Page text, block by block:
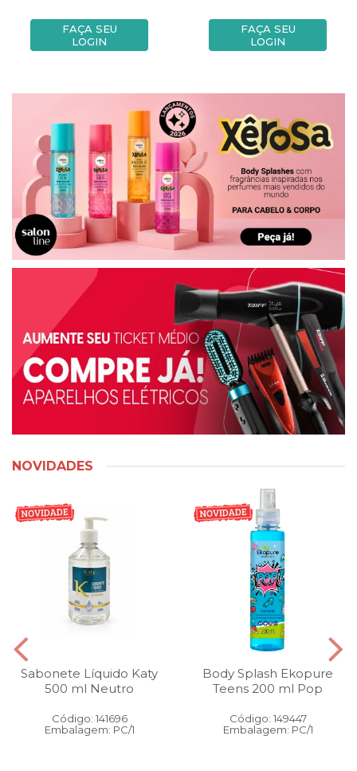
FAÇA SEU
LOGIN
FAÇA SEU
LOGIN
NOVIDADES
Sabonete Líquido Katy
500 ml Neutro
Código: 141696
Embalagem: PC/1
Body Splash Ekopure
Teens 200 ml Pop
Código: 149447
Embalagem: PC/1